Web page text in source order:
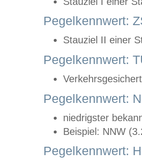
Pegelkennwert:
Stauziel II einer
Pegelkennwert:
Pegelkennwert:
niedrigster
Beispiel: NNW
Pegelkennwert: